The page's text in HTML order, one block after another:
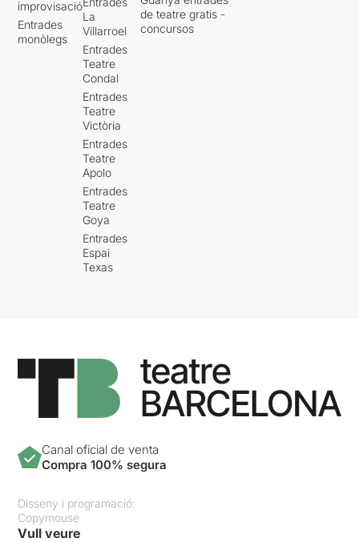
improvisació
Entrades
monòlegs
La
Villarroel
Entrades
Teatre
Condal
Entrades
Teatre
Victòria
Entrades
Teatre
Apolo
Entrades
Teatre
Goya
Entrades
Espai
Texas
de teatre gratis -
concursos
Canal oficial de venta
Compra 100% segura
Disseny i programació:
Copymouse
Vull veure